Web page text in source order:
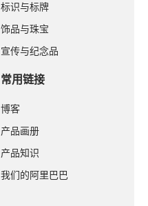
标识与标牌
饰品与珠宝
宣传与纪念品
常用链接
博客
产品画册
产品知识
我们的阿里巴巴